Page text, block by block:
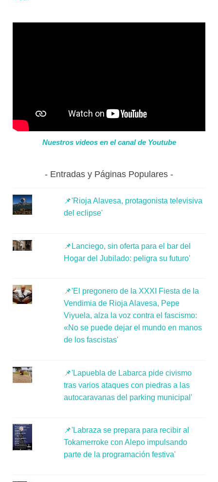
Nuestros videos en el canal de Youtube
Entradas y Páginas Populares
📌'Rioja Alavesa, protagonista televisiva
del eclipse'
📌Lanciego, sin oferta para el bar del
Hogar del Jubilado: peligra su futuro'
📌'El pregonero de la XXXI Fiesta de la
Vendimia de Rioja Alavesa, Pepe
Viyuela, alza la voz contra el fascismo:
«No se puede dejar el mundo en manos
de los fascistas'
📌'Lapuebla de Labarca pide civismo
tras varios ataques con piedras a las
autocaravanas del parking municipal'
📌'Labraza se prepara para recibir al
Tokamerroke con Alepo impulsando
parte de la programación festiva'